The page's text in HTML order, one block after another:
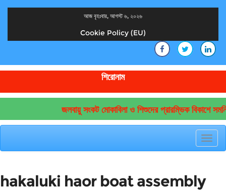
আজ বৃহঃবার, আগস্ট ৬, ২০২৬
Cookie Policy (EU)
শিরোনাম
জলবায়ু সংকট মোকাবিলা ও শিশুদের প্রারম্ভিক বিকাশে
hakaluki haor boat assembly